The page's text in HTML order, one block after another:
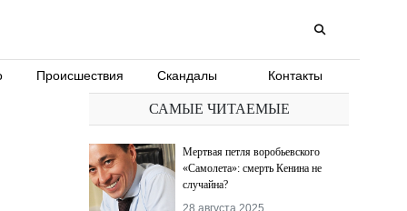
Происшествия Скандалы Контакты
САМЫЕ ЧИТАЕМЫЕ
Мертвая петля воробьевского
«Самолета»: смерть Кенина не
случайна?
28 августа 2025